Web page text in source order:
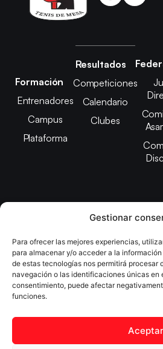
Gestionar
Para ofrecer las mejores experiencias,
para almacenar y/o acceder a la
de estas tecnologías nos permitirá procesar
navegación o las identificaciones únicas en
consentimiento, puede afectar
funciones.
Aceptar
Formación
Entrenadores
Campus
Plataforma
Resultados
Competiciones
Calendario
Clubes
Copyright © 2025 Federación
Desarrollado por
Aviso Legal Política de Cookies